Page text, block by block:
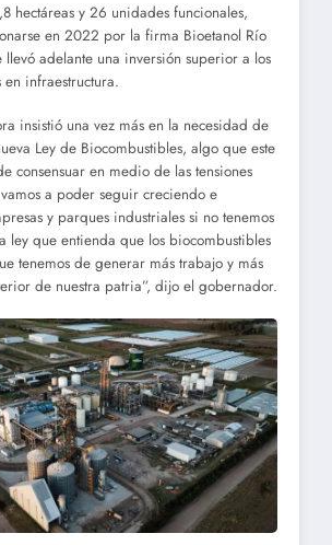
hectáreas y 26 unidades funcionales,
en 2022 por la firma Bioetanol Río
llevó adelante una inversión superior a los
infraestructura.
insistió una vez más en la necesidad de
Ley de Biocombustibles, algo que este
consensuar en medio de las tensiones
a poder seguir creciendo e
y parques industriales si no tenemos
ley que entienda que los biocombustibles
tenemos de generar más trabajo y más
de nuestra patria”, dijo el gobernador.